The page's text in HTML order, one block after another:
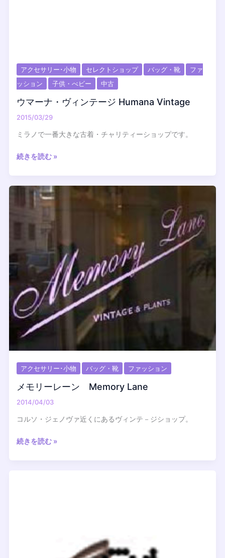
アクセサリー･小物 セレクトショップ バッグ・靴
ファ
ッション
子供・べビー 中古
ウマーナ・ヴィンテージ Humana Vintage
2015/03/29
ミラノで一番大きな古着・チャリティーショップです。
ウ
ナ・
ー
Humana
Vintage
続きを読む »
アクセサリー･小物 バッグ・靴 ファッション
メモリーレーン Memory Lane
2014/04/03
コルソ・ジェノヴァ近くにあるヴィンテ－ジショップ。
メ
続きを読む »